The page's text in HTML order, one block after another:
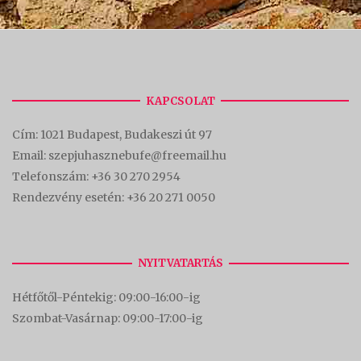
KAPCSOLAT
Cím: 1021 Budapest, Budakeszi út 97
Email: szepjuhasznebufe@freemail.hu
Telefonszám: +36 30 270 2954
Rendezvény esetén: +36 20 271 0050
NYITVATARTÁS
Hétfőtől-Péntekig: 09:00-16:00-ig
Szombat-Vasárnap: 09:00-17:00-ig